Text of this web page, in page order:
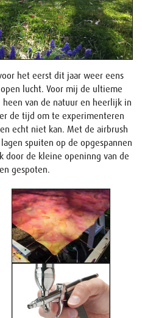
het eerst dit jaar weer eens
lucht. Voor mij de ultieme
van de natuur en heerlijk in
de tijd om te experimenteren
echt niet kan. Met de airbrush
spuiten op de opgespannen
door de kleine openinng van de
gespoten.